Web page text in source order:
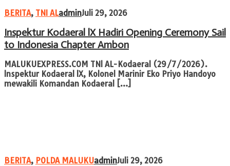
BERITA, TNI ALadminJuli 29, 2026
Inspektur Kodaeral lX Hadiri Opening Ceremony Sail
to Indonesia Chapter Ambon
MALUKUEXPRESS.COM TNl AL-Kodaeral (29/7/2026).
lnspektur Kodaeral lX, Kolonel Marinir Eko Priyo Handoyo
mewakili Komandan Kodaeral […]
BERITA, POLDA MALUKUadminJuli 29, 2026